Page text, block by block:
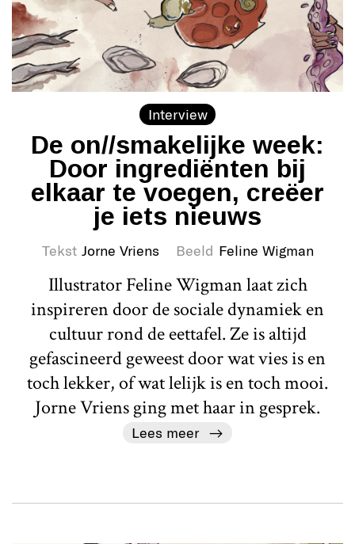
Interview
De on//smakelijke week:
Door ingrediënten bij
elkaar te voegen, creëer
je iets nieuws
Tekst Jorne Vriens Beeld Feline Wigman
Illustrator Feline Wigman laat zich
inspireren door de sociale dynamiek en
cultuur rond de eettafel. Ze is altijd
gefascineerd geweest door wat vies is en
toch lekker, of wat lelijk is en toch mooi.
Jorne Vriens ging met haar in gesprek.
Lees meer